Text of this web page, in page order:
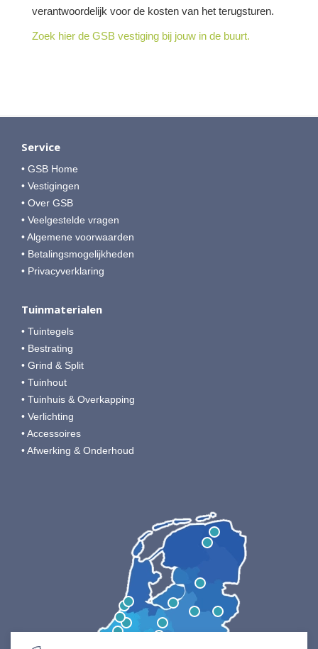
verantwoordelijk voor de kosten van het terugsturen.
Zoek hier de GSB vestiging bij jouw in de buurt.
Service
• GSB Home
• Vestigingen
• Over GSB
• Veelgestelde vragen
• Algemene voorwaarden
• Betalingsmogelijkheden
• Privacyverklaring
Tuinmaterialen
• Tuintegels
• Bestrating
• Grind & Split
• Tuinhout
• Tuinhuis & Overkapping
• Verlichting
• Accessoires
• Afwerking & Onderhoud